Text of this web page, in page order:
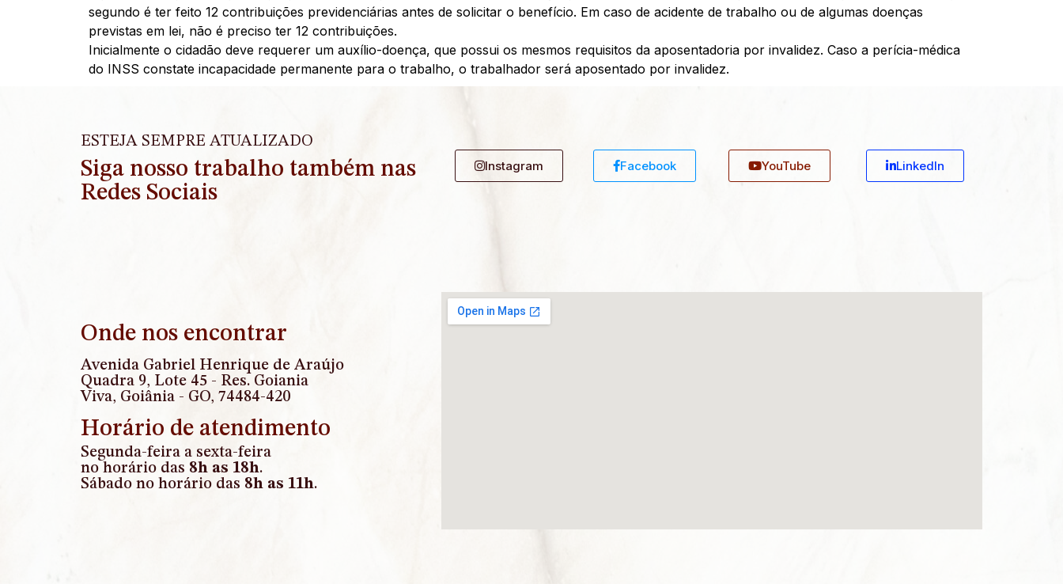
segundo é ter feito 12 contribuições previdenciárias antes de solicitar o benefício. Em caso de acidente de trabalho ou de algumas doenças
previstas em lei, não é preciso ter 12 contribuições.
Inicialmente o cidadão deve requerer um auxílio-doença, que possui os mesmos requisitos da aposentadoria por invalidez. Caso a perícia-médica
do INSS constate incapacidade permanente para o trabalho, o trabalhador será aposentado por invalidez.
ESTEJA SEMPRE ATUALIZADO
Siga nosso trabalho também nas
Redes Sociais
Instagram Facebook YouTube Linkedln
Onde nos encontrar
Avenida Gabriel Henrique de Araújo
Quadra 9, Lote 45 - Res. Goiania
Viva, Goiânia - GO, 74484-420
Horário de atendimento
Segunda-feira a sexta-feira
no horário das 8h as 18h.
Sábado no horário das 8h as 11h.